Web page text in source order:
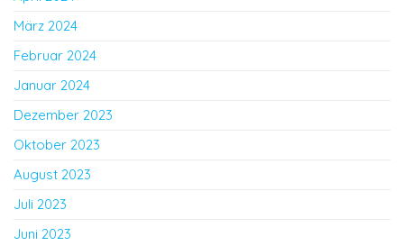
März 2024
Februar 2024
Januar 2024
Dezember 2023
Oktober 2023
August 2023
Juli 2023
Juni 2023